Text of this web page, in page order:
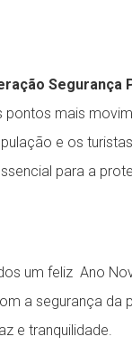
Segurança
pontos mais
e os
para a
um feliz Ano
a segurança da
e tranquilidade.